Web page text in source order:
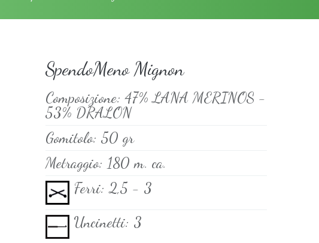
SpendoMeno Mignon
Composizione:47% LANA MERINOS -
53% DRALON
Gomitolo: 50 gr
Metraggio: 180 m. ca.
Ferri:2,5 - 3
Uncinetti: 3